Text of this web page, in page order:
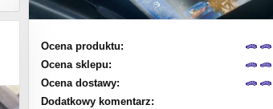
Ocena produktu:
Ocena sklepu:
Ocena dostawy:
Dodatkowy komentarz: